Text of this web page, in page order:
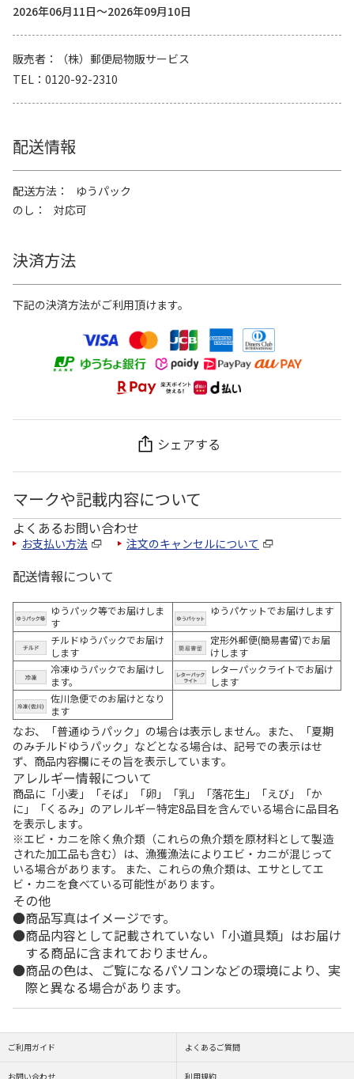
2026年06月11日～2026年09月10日
販売者
（株）郵便局物販サービス
TEL
0120-92-2310
配送情報
配送方法
ゆうパック
のし
対応可
決済方法
下記の決済方法がご利用頂けます。
シェアする
マークや記載内容について
よくあるお問い合わせ
お支払い方法 注文のキャンセルについて
配送情報について
ゆうパック等でお届けしま
す
ゆうパケットでお届けします
チルドゆうパックでお届け
します
定形外郵便(簡易書留)でお届
けします
冷凍ゆうパックでお届けし
ます。
レターパックライトでお届け
します
佐川急便でのお届けとなり
ます
なお、「普通ゆうパック」の場合は表示しません。また、「夏期
のみチルドゆうパック」などとなる場合は、記号での表示はせ
ず、商品内容欄にその旨を表示しています。
アレルギー情報について
商品に「小麦」「そば」「卵」「乳」「落花生」「えび」「か
に」「くるみ」のアレルギー特定8品目を含んでいる場合に品目名
を表示します。
※エビ・カニを除く魚介類（これらの魚介類を原材料として製造
された加工品も含む）は、漁獲漁法によりエビ・カニが混じって
いる場合があります。 また、これらの魚介類は、エサとしてエ
ビ・カニを食べている可能性があります。
その他
商品写真はイメージです。
商品内容として記載されていない「小道具類」はお届け
する商品に含まれておりません。
商品の色は、ご覧になるパソコンなどの環境により、実
際と異なる場合があります。
ご利用ガイド よくあるご質問
お問い合わせ 利用規約